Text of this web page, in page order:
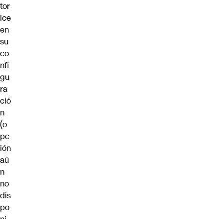
tor
ice
en
su
co
nfi
gu
ra
ció
n
(o
pc
ión
aú
n
no
dis
po